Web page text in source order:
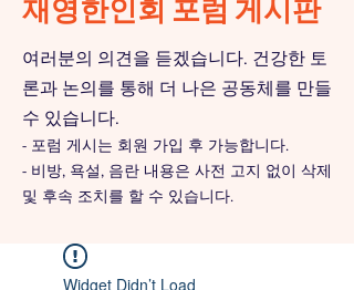
​재영한인회 포럼 게시판
여러분의 의견을 듣겠습니다. 건강한 토
론과 논의를 통해 더 나은 공동체를 만들
수 있습니다.
- 포럼 게시는 회원 가입 후 가능합니다.
- 비방, 욕설, 음란 내용은 사전 고지 없이 삭제
및 후속 조치를 할 수 있습니다.
Widget Didn’t Load